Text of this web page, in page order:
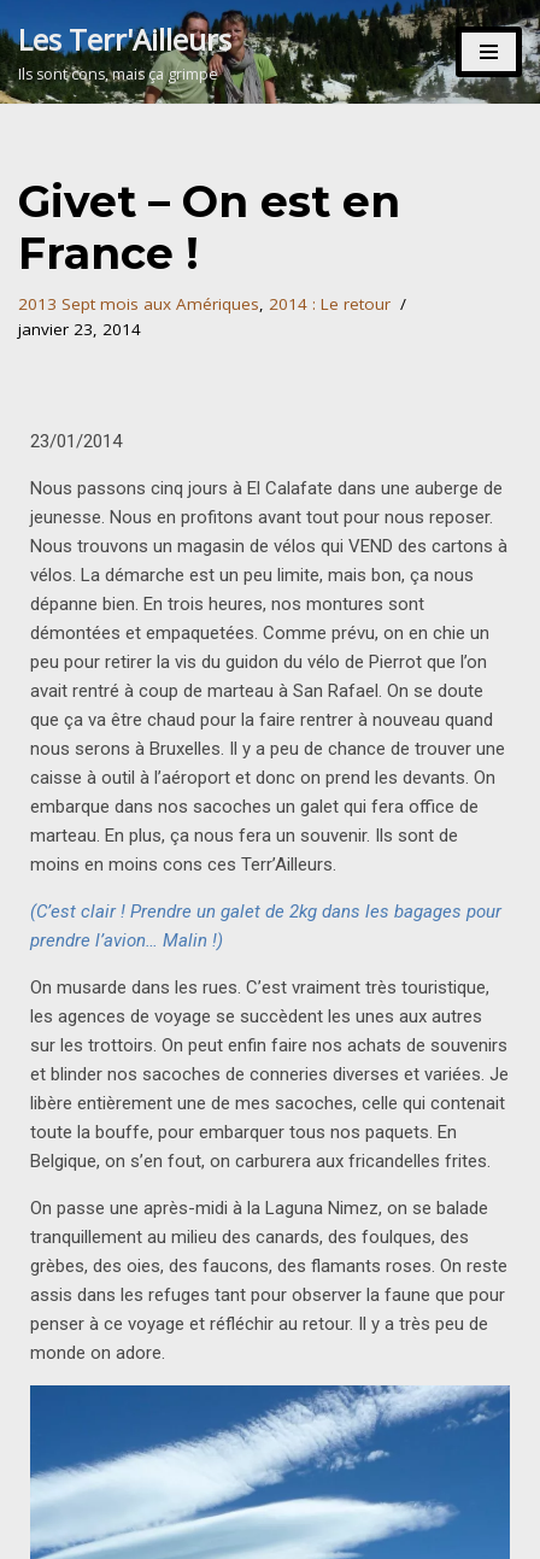
Aller
au
Les Terr'Ailleurs
Ils sont cons, mais ça grimpe
Givet – On est en
France !
2013 Sept mois aux Amériques, 2014 : Le retour
janvier 23, 2014
23/01/2014
Nous passons cinq jours à El Calafate dans une auberge de
jeunesse. Nous en profitons avant tout pour nous reposer.
Nous trouvons un magasin de vélos qui VEND des cartons à
vélos. La démarche est un peu limite, mais bon, ça nous
dépanne bien. En trois heures, nos montures sont
démontées et empaquetées. Comme prévu, on en chie un
peu pour retirer la vis du guidon du vélo de Pierrot que l’on
avait rentré à coup de marteau à San Rafael. On se doute
que ça va être chaud pour la faire rentrer à nouveau quand
nous serons à Bruxelles. Il y a peu de chance de trouver une
caisse à outil à l’aéroport et donc on prend les devants. On
embarque dans nos sacoches un galet qui fera office de
marteau. En plus, ça nous fera un souvenir. Ils sont de
moins en moins cons ces Terr’Ailleurs.
(C’est clair ! Prendre un galet de 2kg dans les bagages pour
prendre l’avion… Malin !)
On musarde dans les rues. C’est vraiment très touristique,
les agences de voyage se succèdent les unes aux autres
sur les trottoirs. On peut enfin faire nos achats de souvenirs
et blinder nos sacoches de conneries diverses et variées. Je
libère entièrement une de mes sacoches, celle qui contenait
toute la bouffe, pour embarquer tous nos paquets. En
Belgique, on s’en fout, on carburera aux fricandelles frites.
On passe une après-midi à la Laguna Nimez, on se balade
tranquillement au milieu des canards, des foulques, des
grèbes, des oies, des faucons, des flamants roses. On reste
assis dans les refuges tant pour observer la faune que pour
penser à ce voyage et réfléchir au retour. Il y a très peu de
monde on adore.